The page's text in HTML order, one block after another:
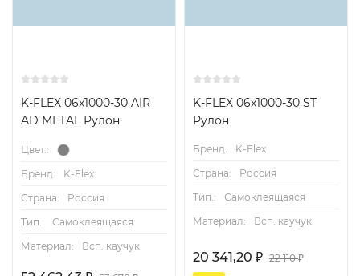
K-FLEX 06x1000-30 AIR
AD METAL Рулон
Цвет.:
Бренд:
K-Flex
Страна:
Россия
Тип.:
Самоклеящаяся
Материал:
Всп. каучук
K-FLEX 06x1000-30 ST
Рулон
Бренд:
K-Flex
Страна:
Россия
Тип.:
Самоклеящаяся
Материал:
Всп. каучук
20 341,20 ₽ 22 110₽